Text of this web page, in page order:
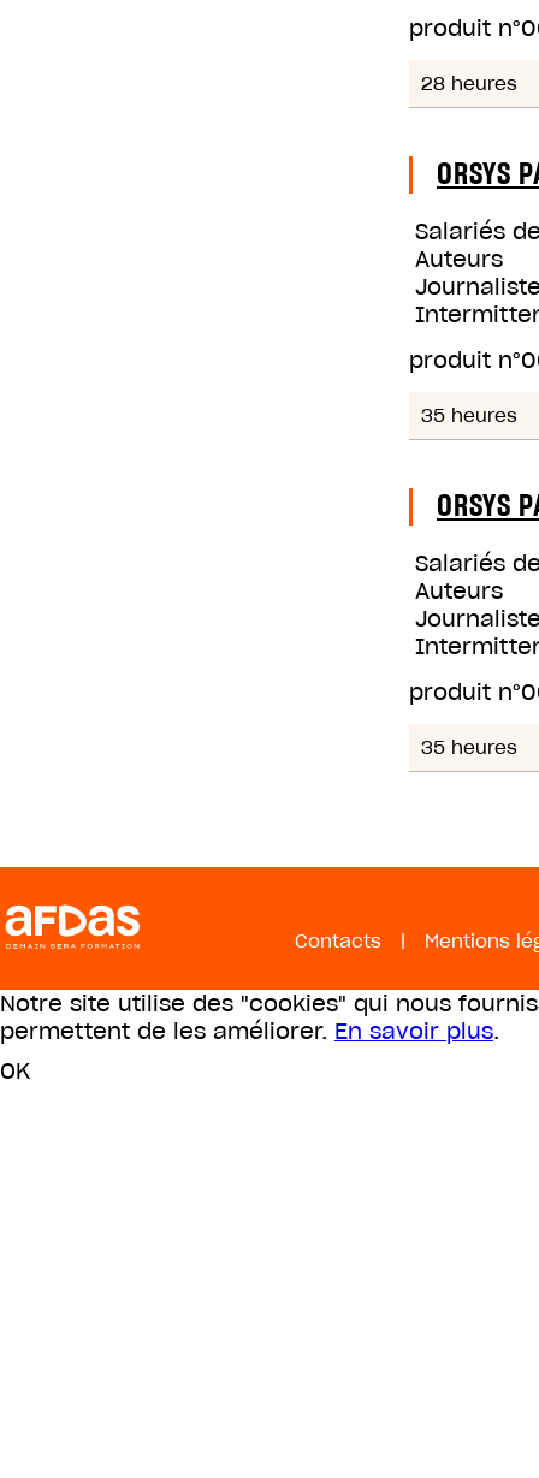
produit n°
28 heures
ORSYS
Salariés
Auteurs
produit n°
35 heures
ORSYS
Salariés
Auteurs
produit n°
35 heures
Contacts | Mentions
Notre site utilise des "cookies" qui nous
permettent de les améliorer. En savoir plus.
OK